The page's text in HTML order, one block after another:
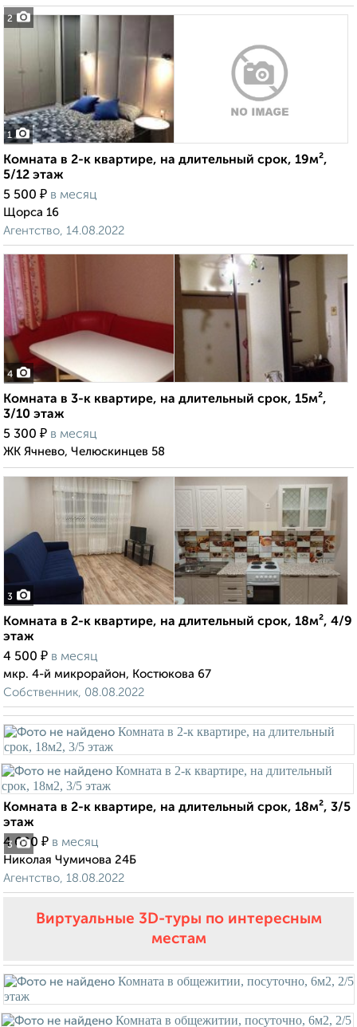
2
1
Комната в 2-к квартире, на длительный срок, 19м²,
5/12 этаж
5 500 ₽ в месяц
Щорса 16
Агентство, 14.08.2022
4
Комната в 3-к квартире, на длительный срок, 15м²,
3/10 этаж
5 300 ₽ в месяц
ЖК Ячнево, Челюскинцев 58
3
Комната в 2-к квартире, на длительный срок, 18м², 4/9
этаж
4 500 ₽ в месяц
мкр. 4-й микрорайон, Костюкова 67
Собственник, 08.08.2022
3
Комната в 2-к квартире, на длительный срок, 18м², 3/5
этаж
4 600 ₽ в месяц
Николая Чумичова 24Б
Агентство, 18.08.2022
Виртуальные 3D-туры по интересным
местам